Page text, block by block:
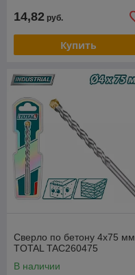
14,82 руб.
Купить
Сверло по бетону 4x75 мм
TOTAL TAC260475
В наличии